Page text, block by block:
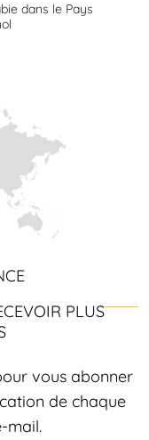
dans le Pays
PLUS
vous abonner
de chaque
mail.